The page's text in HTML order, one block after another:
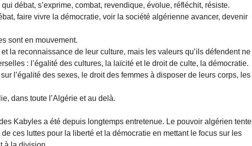
qui débat, s’exprime, combat, revendique, évolue, réfléchit, résiste.
faire vivre la démocratie, voir la société algérienne avancer, devenir
sont en mouvement.
la reconnaissance de leur culture, mais les valeurs qu’ils défendent ne
: l’égalité des cultures, la laïcité et le droit de culte, la démocratie.
l’égalité des sexes, le droit des femmes à disposer de leurs corps, les
dans toute l’Algérie et au delà.
Kabyles a été depuis longtemps entretenue. Le pouvoir algérien tente
ces luttes pour la liberté et la démocratie en mettant le focus sur les